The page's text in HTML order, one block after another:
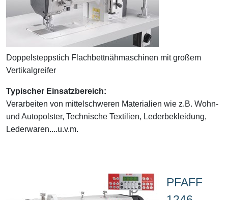
Doppelsteppstich Flachbettnähmaschinen mit großem
Vertikalgreifer
Typischer Einsatzbereich:
Verarbeiten von mittelschweren Materialien wie z.B. Wohn-
und Autopolster, Technische Textilien, Lederbekleidung,
Lederwaren....u.v.m.
PFAFF